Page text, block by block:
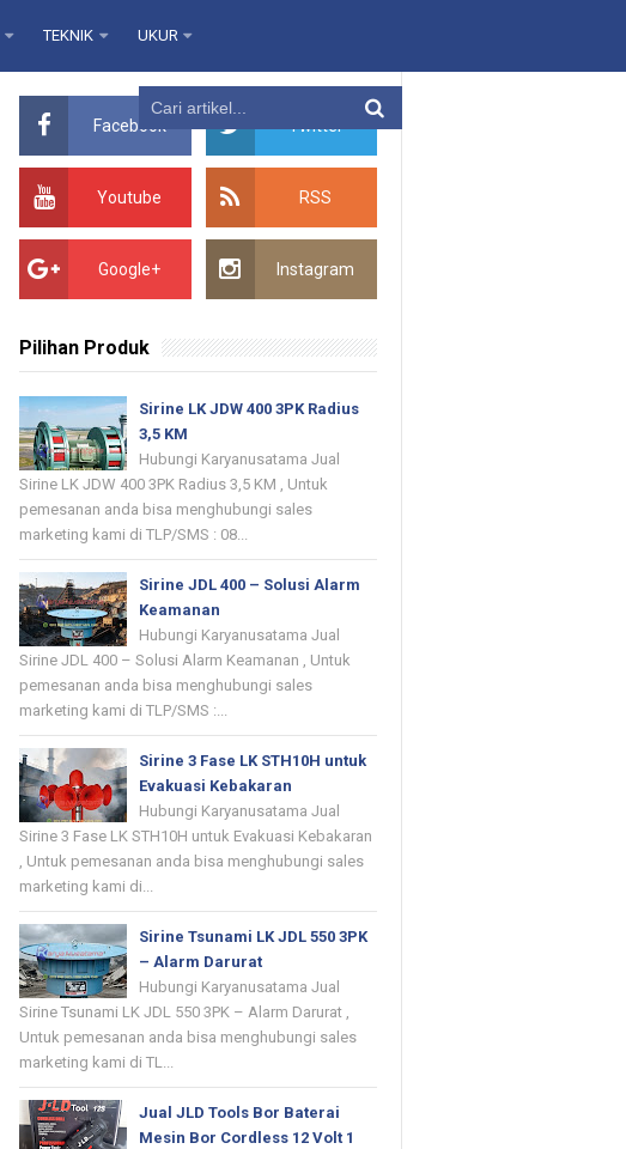
TEKNIK UKUR
Facebook Twitter
Youtube RSS
Google+ Instagram
Pilihan Produk
Sirine LK JDW 400 3PK Radius
3,5 KM
Hubungi Karyanusatama Jual
Sirine LK JDW 400 3PK Radius 3,5 KM , Untuk
pemesanan anda bisa menghubungi sales
marketing kami di TLP/SMS : 08...
Sirine JDL 400 – Solusi Alarm
Keamanan
Hubungi Karyanusatama Jual
Sirine JDL 400 – Solusi Alarm Keamanan , Untuk
pemesanan anda bisa menghubungi sales
marketing kami di TLP/SMS :...
Sirine 3 Fase LK STH10H untuk
Evakuasi Kebakaran
Hubungi Karyanusatama Jual
Sirine 3 Fase LK STH10H untuk Evakuasi Kebakaran
, Untuk pemesanan anda bisa menghubungi sales
marketing kami di...
Sirine Tsunami LK JDL 550 3PK
– Alarm Darurat
Hubungi Karyanusatama Jual
Sirine Tsunami LK JDL 550 3PK – Alarm Darurat ,
Untuk pemesanan anda bisa menghubungi sales
marketing kami di TL...
Jual JLD Tools Bor Baterai
Mesin Bor Cordless 12 Volt 1